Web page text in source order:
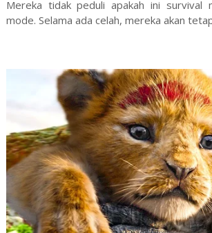
Mereka tidak peduli apakah ini survival
mode. Selama ada celah, mereka akan